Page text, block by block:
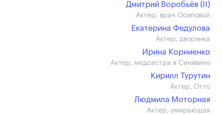
Дмитрий Воробьёв (II)
Актер, врач Осиповой
Екатерина Федулова
Актер, дворянка
Ирина Корниенко
Актер, медсестра в Синявино
Кирилл Турутин
Актер, Отто
Людмила Моторная
Актер, умирающая